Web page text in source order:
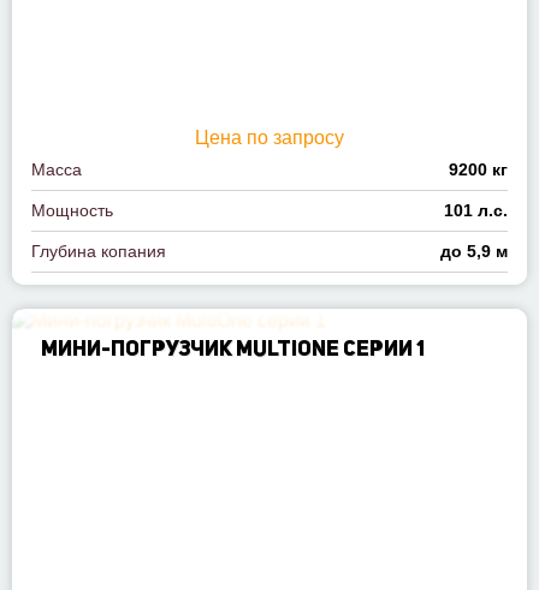
Цена по запросу
Масса 9200 кг
Мощность 101 л.с.
Глубина копания до 5,9 м
МИНИ-ПОГРУЗЧИК MULTIОNE СЕРИИ 1